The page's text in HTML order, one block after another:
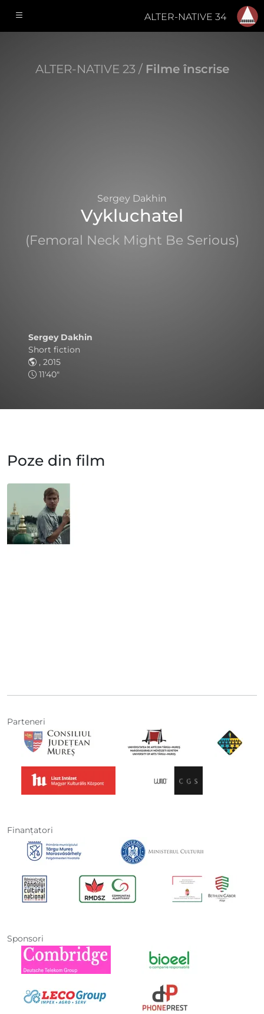
ALTER-NATIVE 34
ALTER-NATIVE 23 / Filme înscrise
Sergey Dakhin
Vykluchatel
(Femoral Neck Might Be Serious)
Sergey Dakhin
Short fiction
, 2015
11'40"
Poze din film
Parteneri
Finanţatori
Sponsori